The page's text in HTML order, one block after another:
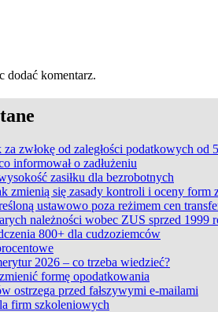
dodać komentarz.
zwłokę od zaległości podatkowych od
informował o zadłużeniu
zasiłku dla bezrobotnych
zmienią się zasady kontroli i oceny form
ustawowo poza reżimem cen
należności wobec ZUS sprzed 1999
800+ dla cudzoziemców
2026 – co trzeba wiedzieć?
formę opodatkowania
ostrzega przed fałszywymi e-mailami
firm szkoleniowych